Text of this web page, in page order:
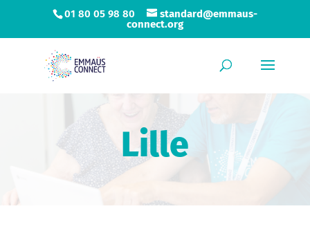
01 80 05 98 80
standard@emmaus-
connect.org
Lille